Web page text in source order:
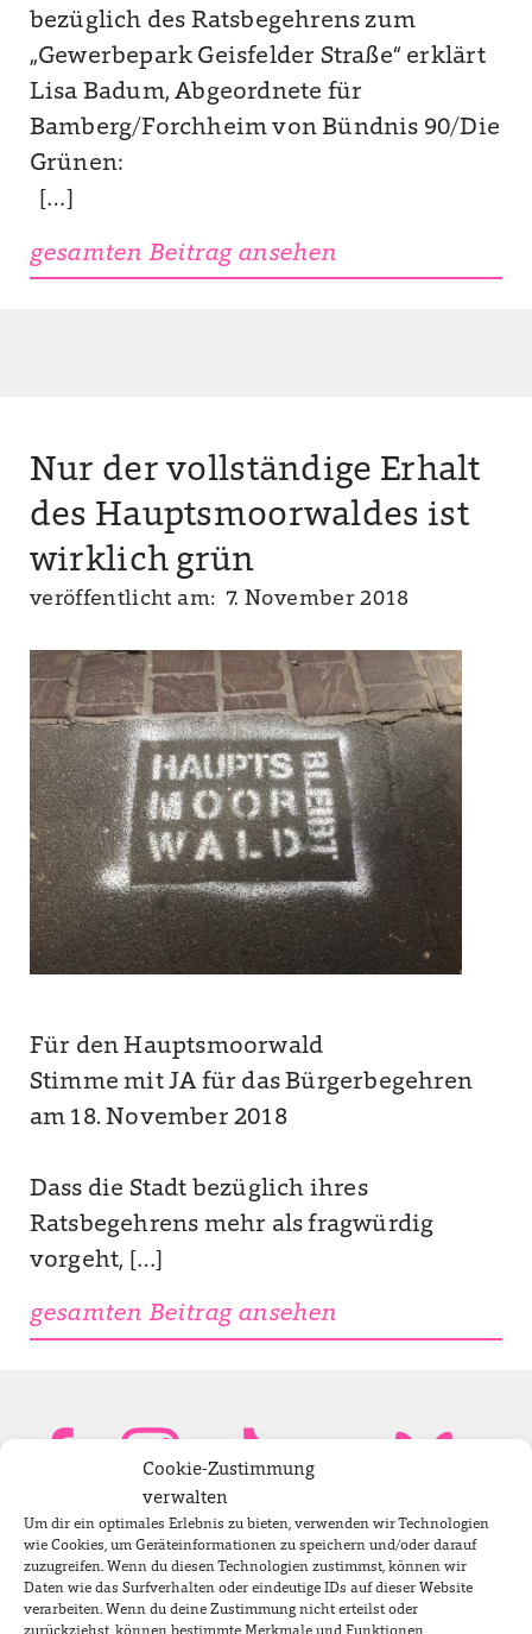
Cookie-Zustimmung
verwalten
Um dir ein optimales Erlebnis zu bieten, verwenden wir Technologien
wie Cookies, um Geräteinformationen zu speichern und/oder darauf
zuzugreifen. Wenn du diesen Technologien zustimmst, können wir
Daten wie das Surfverhalten oder eindeutige IDs auf dieser Website
verarbeiten. Wenn du deine Zustimmung nicht erteilst oder
bezüglich des Ratsbegehrens zum
„Gewerbepark Geisfelder Straße“ erklärt
Lisa Badum, Abgeordnete für
Bamberg/Forchheim von Bündnis 90/Die
Grünen:
[…]
gesamten Beitrag ansehen
Nur der vollständige Erhalt
des Hauptsmoorwaldes ist
wirklich grün
veröffentlicht am: 7. November 2018
Für den Hauptsmoorwald
Stimme mit JA für das Bürgerbegehren
am 18. November 2018
Dass die Stadt bezüglich ihres
Ratsbegehrens mehr als fragwürdig
vorgeht, […]
gesamten Beitrag ansehen
Bundestagsabgeordnete